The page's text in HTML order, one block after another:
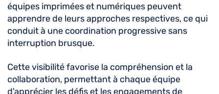
équipes imprimées et numériques peuvent
apprendre de leurs approches respectives, ce qui
conduit à une coordination progressive sans
interruption brusque.
Cette visibilité favorise la compréhension et la
collaboration, permettant à chaque équipe
d'apprécier les défis et les engagements de